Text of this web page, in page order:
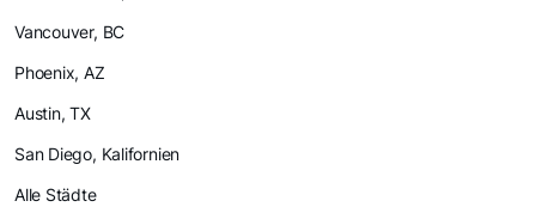
Vancouver, BC
Phoenix, AZ
Austin, TX
San Diego, Kalifornien
Alle Städte